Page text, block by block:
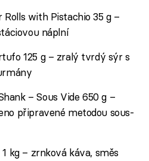
with Pistachio 35 g –
náplní
125 g – zralý tvrdý sýr s
– Sous Vide 650 g –
připravené metodou sous-
kg – zrnková káva, směs